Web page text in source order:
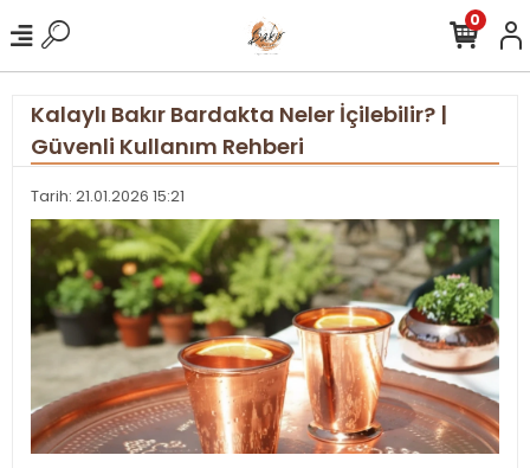
0
Kalaylı Bakır Bardakta Neler İçilebilir? |
Güvenli Kullanım Rehberi
Tarih: 21.01.2026 15:21